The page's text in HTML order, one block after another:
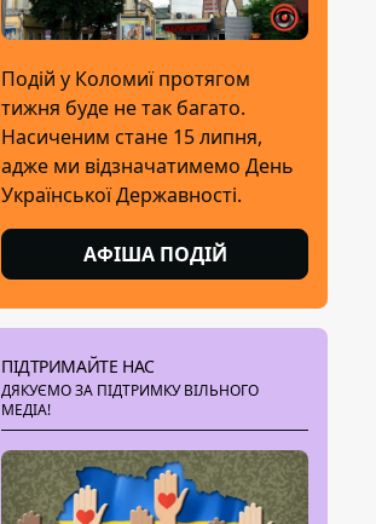
Подій у Коломиї протягом
тижня буде не так багато.
Насиченим стане 15 липня,
адже ми відзначатимемо День
Української Державності.
АФІША ПОДІЙ
ПІДТРИМАЙТЕ НАС
ДЯКУЄМО ЗА ПІДТРИМКУ ВІЛЬНОГО
МЕДІА!